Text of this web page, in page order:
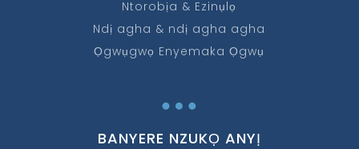
Ntorobịa & Ezinụlọ
Ndị agha & ndị agha agha
Ọgwụgwọ Enyemaka Ọgwụ
…
BANYERE NZUKỌ ANYỊ